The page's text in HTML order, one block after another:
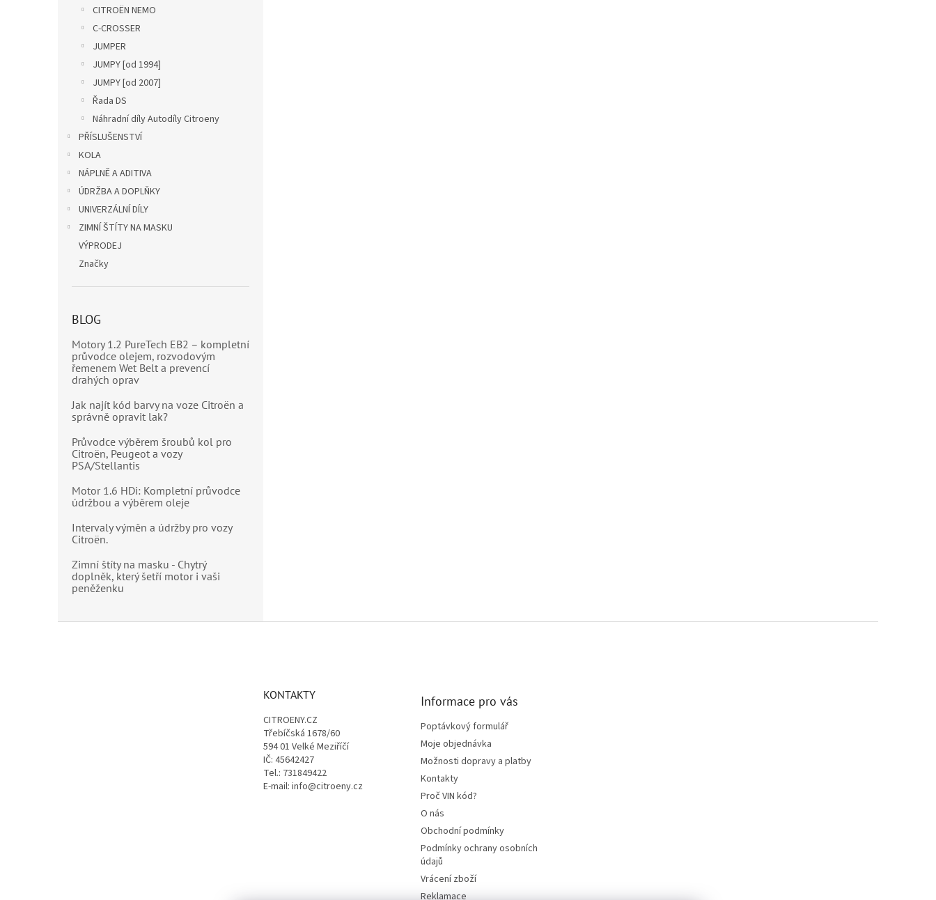
CITROËN NEMO
C-CROSSER
JUMPER
JUMPY [od 1994]
JUMPY [od 2007]
Řada DS
Náhradní díly Autodíly Citroeny
PŘÍSLUŠENSTVÍ
KOLA
NÁPLNĚ A ADITIVA
ÚDRŽBA A DOPLŇKY
UNIVERZÁLNÍ DÍLY
ZIMNÍ ŠTÍTY NA MASKU
VÝPRODEJ
Značky
BLOG
Motory 1.2 PureTech EB2 – kompletní
průvodce olejem, rozvodovým
řemenem Wet Belt a prevencí
drahých oprav
Jak najít kód barvy na voze Citroën a
správně opravit lak?
Průvodce výběrem šroubů kol pro
Citroën, Peugeot a vozy
PSA/Stellantis
Motor 1.6 HDi: Kompletní průvodce
údržbou a výběrem oleje
Intervaly výměn a údržby pro vozy
Citroën.
Zimní štíty na masku - Chytrý
doplněk, který šetří motor i vaši
peněženku
KONTAKTY
CITROENY.CZ
Třebíčská 1678/60
594 01 Velké Meziříčí
IČ: 45642427
Tel.: 731849422
E-mail: info@citroeny.cz
Informace pro vás
Poptávkový formulář
Moje objednávka
Možnosti dopravy a platby
Kontakty
Proč VIN kód?
O nás
Obchodní podmínky
Podmínky ochrany osobních
údajů
Vrácení zboží
Reklamace